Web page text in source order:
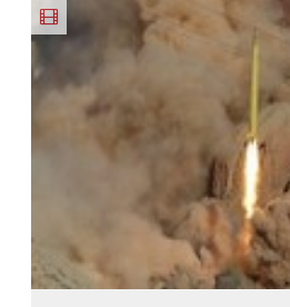
و پرداخت
اقساطی 💳
📍 تهران
اروپا، سبک
و مقاوم |
قسطی
طبیعی!
ویزیت
رایگان+پرداخت
اقساطی😍